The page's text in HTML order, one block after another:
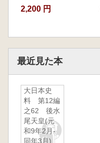
2,200 円
最近見た本
大日本史
料 第12編
之62 後水
尾天皇(元
和9年2月-
同年3月)